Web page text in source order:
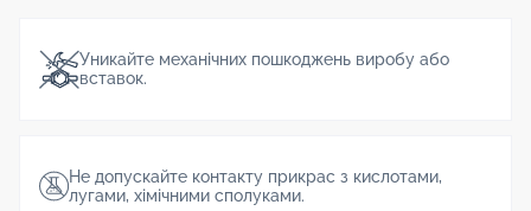
Уникайте механічних пошкоджень виробу або
вставок.
Не допускайте контакту прикрас з кислотами,
лугами, хімічними сполуками.